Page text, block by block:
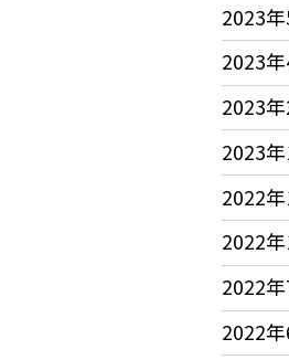
2023
2023
2023
2023
2022
2022
2022
2022